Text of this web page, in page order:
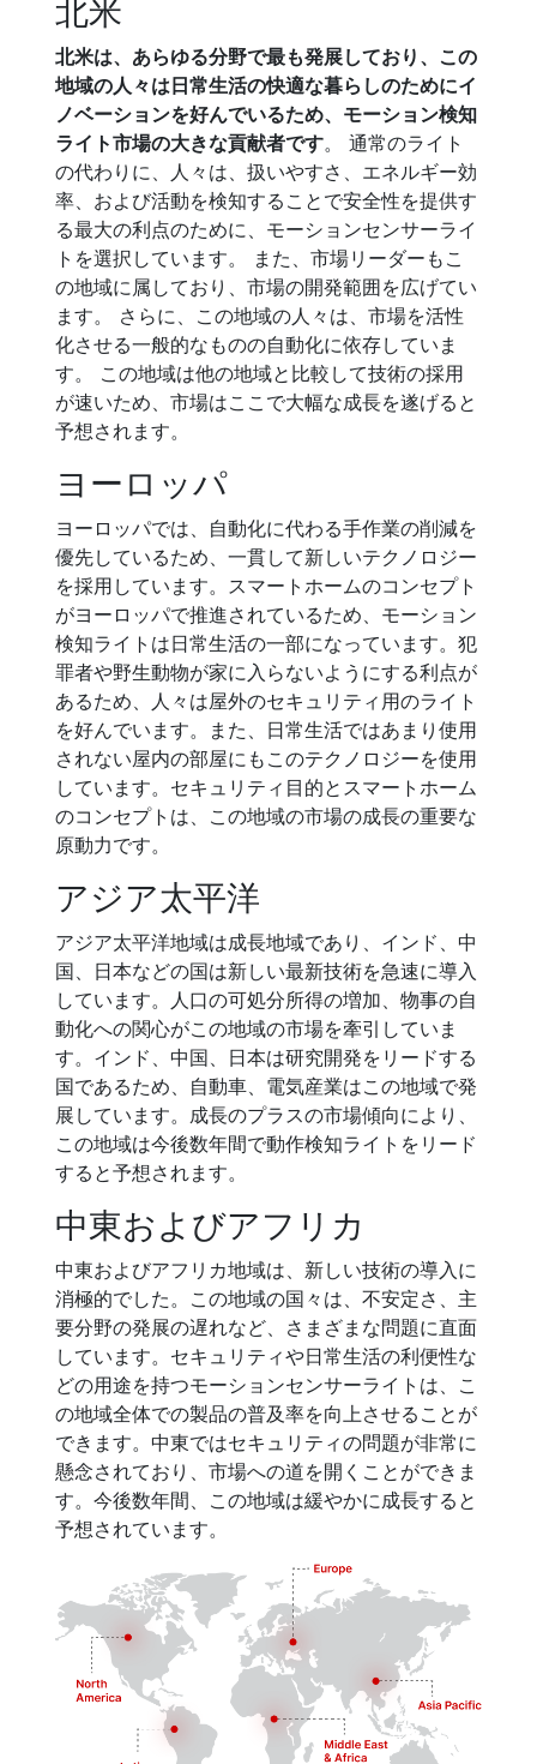
北米
北米は、あらゆる分野で最も発展しており、この
地域の人々は日常生活の快適な暮らしのためにイ
ノベーションを好んでいるため、モーション検知
ライト市場の大きな貢献者です。 通常のライト
の代わりに、人々は、扱いやすさ、エネルギー効
率、および活動を検知することで安全性を提供す
る最大の利点のために、モーションセンサーライ
トを選択しています。 また、市場リーダーもこ
の地域に属しており、市場の開発範囲を広げてい
ます。 さらに、この地域の人々は、市場を活性
化させる一般的なものの自動化に依存していま
す。 この地域は他の地域と比較して技術の採用
が速いため、市場はここで大幅な成長を遂げると
予想されます。
ヨーロッパ
ヨーロッパでは、自動化に代わる手作業の削減を
優先しているため、一貫して新しいテクノロジー
を採用しています。スマートホームのコンセプト
がヨーロッパで推進されているため、モーション
検知ライトは日常生活の一部になっています。犯
罪者や野生動物が家に入らないようにする利点が
あるため、人々は屋外のセキュリティ用のライト
を好んでいます。また、日常生活ではあまり使用
されない屋内の部屋にもこのテクノロジーを使用
しています。セキュリティ目的とスマートホーム
のコンセプトは、この地域の市場の成長の重要な
原動力です。
アジア太平洋
アジア太平洋地域は成長地域であり、インド、中
国、日本などの国は新しい最新技術を急速に導入
しています。人口の可処分所得の増加、物事の自
動化への関心がこの地域の市場を牽引していま
す。インド、中国、日本は研究開発をリードする
国であるため、自動車、電気産業はこの地域で発
展しています。成長のプラスの市場傾向により、
この地域は今後数年間で動作検知ライトをリード
すると予想されます。
中東およびアフリカ
中東およびアフリカ地域は、新しい技術の導入に
消極的でした。この地域の国々は、不安定さ、主
要分野の発展の遅れなど、さまざまな問題に直面
しています。セキュリティや日常生活の利便性な
どの用途を持つモーションセンサーライトは、こ
の地域全体での製品の普及率を向上させることが
できます。中東ではセキュリティの問題が非常に
懸念されており、市場への道を開くことができま
す。今後数年間、この地域は緩やかに成長すると
予想されています。